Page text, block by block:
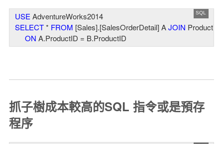
USE
AdventureWorks2014
SELECT * FROM [Sales].[SalesOrderDetail] A JOIN
ON
抓子樹成本較高的SQL 指令或是預存
程序